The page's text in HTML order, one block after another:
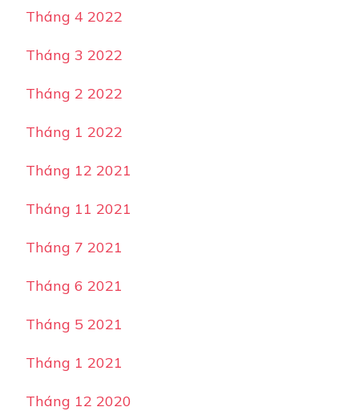
Tháng 4 2022
Tháng 3 2022
Tháng 2 2022
Tháng 1 2022
Tháng 12 2021
Tháng 11 2021
Tháng 7 2021
Tháng 6 2021
Tháng 5 2021
Tháng 1 2021
Tháng 12 2020